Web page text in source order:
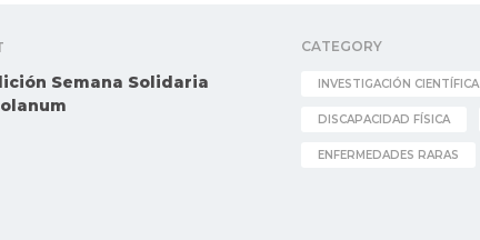
Semana Solidaria
CATEGORY
INVESTIGACIÓN CIENTÍFICA
DISCAPACIDAD FÍSICA
ENFERMEDADES RARAS